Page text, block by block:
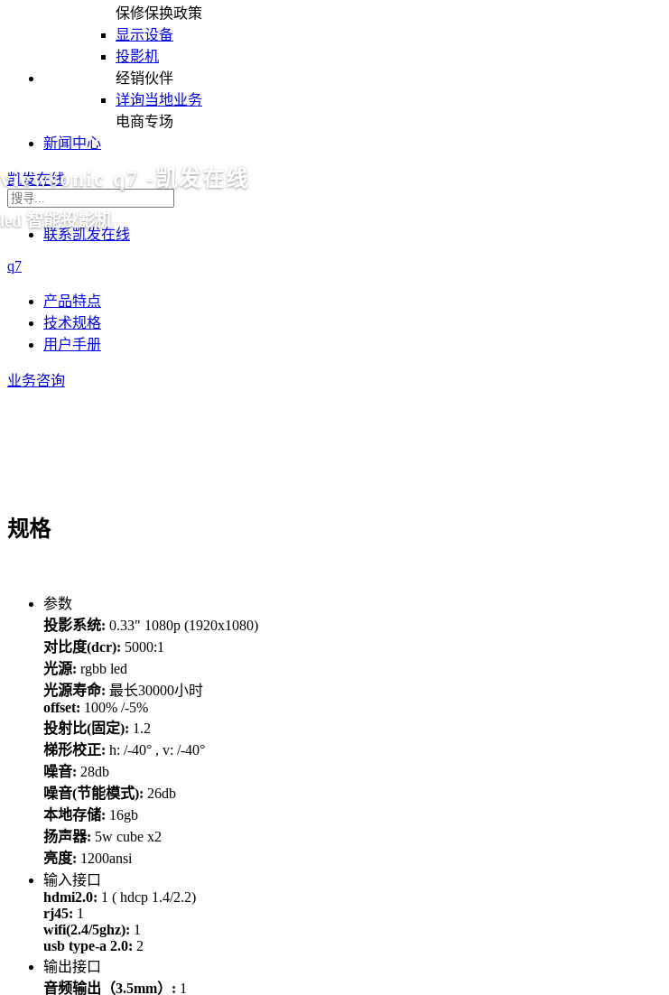
viewsonic q7 -凯发在线
led 智能投影机
保修保换政策
显示设备
投影机
经销伙伴
详询当地业务
电商专场
新闻中心
凯发在线
联系凯发在线
q7
产品特点
技术规格
用户手册
业务咨询
规格
参数
投影系统: 0.33" 1080p (1920x1080)
对比度(dcr): 5000:1
光源: rgbb led
光源寿命: 最长30000小时
offset: 100% /-5%
投射比(固定): 1.2
梯形校正: h: /-40° , v: /-40°
噪音: 28db
噪音(节能模式): 26db
本地存储: 16gb
扬声器: 5w cube x2
亮度: 1200ansi
输入接口
hdmi2.0: 1 ( hdcp 1.4/2.2)
rj45: 1
wifi(2.4/5ghz): 1
usb type-a 2.0: 2
输出接口
音频输出（3.5mm）: 1